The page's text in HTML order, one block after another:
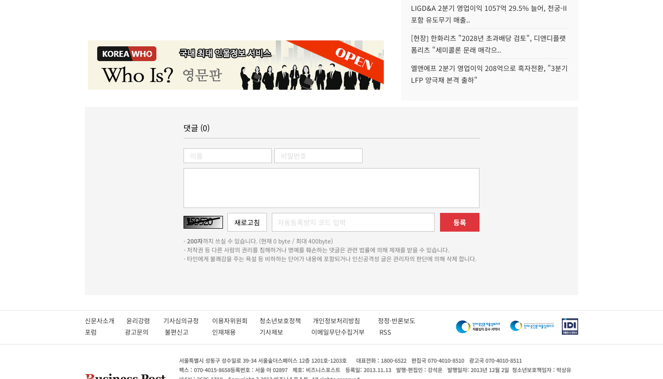
LIGD&A 2분기 영업이익 1057억 29.5% 늘어, 천궁-II
포함 유도무기 매출..
[현장] 한화리츠 "2028년 초과배당 검토", 디앤디플랫
폼리츠 "세미콜론 문래 매각으..
엘앤에프 2분기 영업이익 208억으로 흑자전환, "3분기
LFP 양극재 본격 출하"
댓글 (0)
등록
-200자까지 쓰실 수 있습니다. (현재 0 byte / 최대 400byte)
- 저작권 등 다른 사람의 권리를 침해하거나 명예를 훼손하는 댓글은 관련 법률에 의해 제재를 받을 수 있습니다.
- 타인에게 불쾌감을 주는 욕설 등 비하하는 단어가 내용에 포함되거나 인신공격성 글은 관리자의 판단에 의해 삭제 합니다.
신문사소개 윤리강령 기사심의규정 이용자위원회 청소년보호정책 개인정보처리방침 정정·반론보도
포럼
광고문의 불편신고 인재채용 기사제보 이메일무단수집거부 RSS
서울특별시 성동구 성수일로 39-34 서울숲더스페이스 12층 1201호-1203호 대표전화 : 1800-6522 편집국 070-4010-8510
광고국 070-4010-8511
팩스 : 070-4015-8658등록번호 : 서울 아 02897 제호: 비즈니스포스트 등록일: 2013.11.13 발행·편집인 : 강석운 발행일자: 2013년 12월 2일 청소년보호책임자 : 박상유